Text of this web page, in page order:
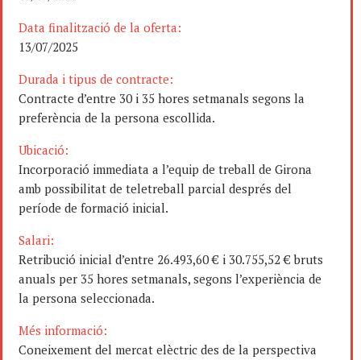
Data finalització de la oferta:
13/07/2025
Durada i tipus de contracte:
Contracte d’entre 30 i 35 hores setmanals segons la
preferència de la persona escollida.
Ubicació:
Incorporació immediata a l’equip de treball de Girona
amb possibilitat de teletreball parcial després del
període de formació inicial.
Salari:
Retribució inicial d’entre 26.493,60 € i 30.755,52 € bruts
anuals per 35 hores setmanals, segons l’experiència de
la persona seleccionada.
Més informació:
Coneixement del mercat elèctric des de la perspectiva